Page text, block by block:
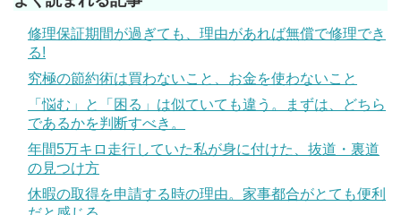
修理保証期間が過ぎても、理由があれば無償で修理でき
る!
究極の節約術は買わないこと、お金を使わないこと
「悩む」と「困る」は似ていても違う。まずは、どちら
であるかを判断すべき。
年間5万キロ走行していた私が身に付けた、抜道・裏道
の見つけ方
休暇の取得を申請する時の理由。家事都合がとても便利